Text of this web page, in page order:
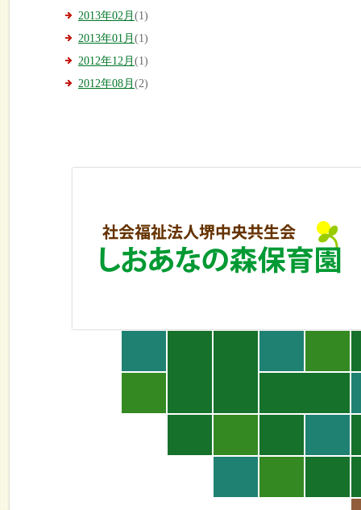
2013年02月 (1)
2013年01月 (1)
2012年12月 (1)
2012年08月 (2)